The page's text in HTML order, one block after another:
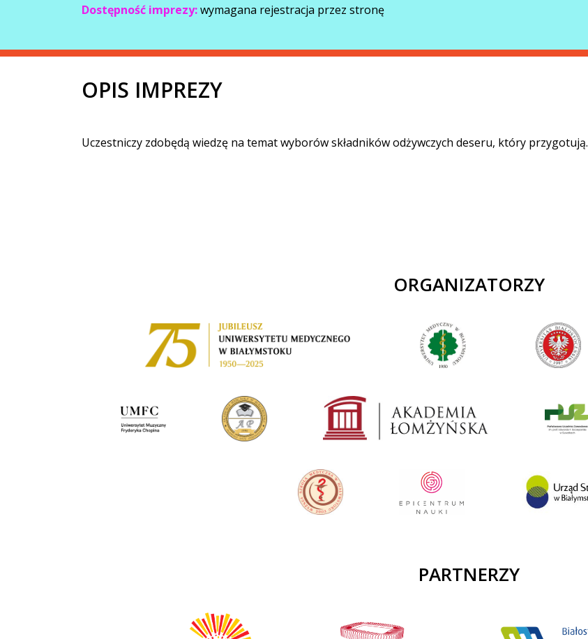
Dostępność imprezy:wymagana rejestracja przez stronę
OPIS IMPREZY
Uczestniczy zdobędą wiedzę na temat wyborów składników odżywczych deseru, który przygotują.
ORGANIZATORZY
PARTNERZY